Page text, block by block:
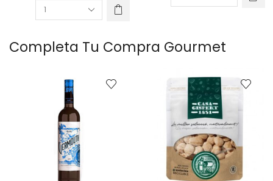
Completa Tu Compra Gourmet